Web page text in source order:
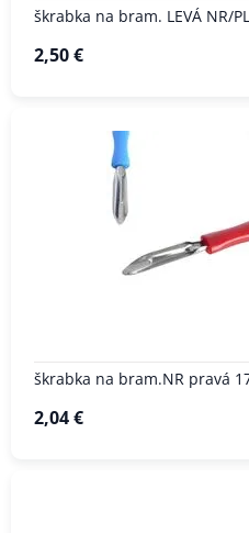
škrabka na bram. LEVÁ NR/
2,50 €
škrabka na bram.NR pravá
2,04 €